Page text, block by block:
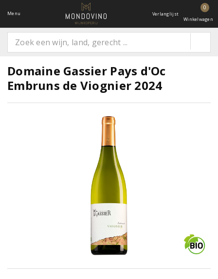
Menu Verlanglijst
0
Winkelwagen
Domaine Gassier Pays d'Oc
Embruns de Viognier 2024